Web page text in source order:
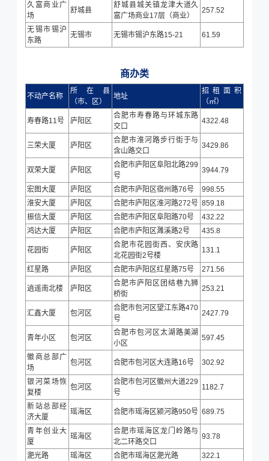
久富商业广
场
舒城县
舒城县城关镇龙津大道久
富广场商业17层（商业）
257.52
无锡市锡沪
东路
无锡市 无锡市锡沪东路15-21 61.59
商办类
不动产名称
所在县
（市、区）
地址
招租面积
（㎡）
寿春路11号 庐阳区
合肥市寿春路与环城东路
交口
4322.48
三荣大厦 庐阳区
合肥市淮河路步行街于与
含山路交口
3429.86
双荣大厦 庐阳区
合肥市庐阳区阜阳北路299
号
3944.79
宏图大厦 庐阳区 合肥市庐阳区宿州路76号
998.55
淮安大厦
庐阳区 合肥市庐阳区淮河路272号 859.18
振信大厦
庐阳区 合肥市庐阳区阜阳路70号
432.22
鸿达大厦
庐阳区 合肥市庐阳区濉溪路2号 435.8
花园街 庐阳区
合肥市花园街西、安庆路
北花园街2号楼
131.1
红星路 庐阳区 合肥市庐阳区红星路75号 271.56
逍遥南北楼 庐阳区
合肥市庐阳区团结巷九狮
桥街
253.21
汇鑫大厦 包河区
合肥市包河区望江东路470
号
2427.79
青年小区 包河区
合肥市包河区太湖路美湖
小区
597.45
徽商总部广
场
包河区 合肥市包河区大连路16号 302.92
银河菜场恢
复楼
包河区
合肥市包河区徽州大道229
号
1182.7
新站总部经
济大厦
瑶海区 合肥市瑶海区颍河路950号 689.75
青年创业大
厦
瑶海区
合肥市瑶海区龙门岭路与
北二环路交口
93.78
淝光路 瑶海区 合肥市瑶海区淝光路
322.1